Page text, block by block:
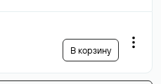
В корзину